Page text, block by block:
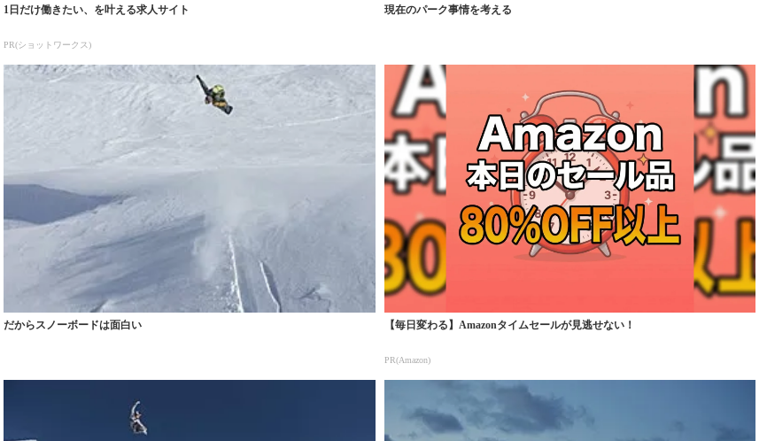
1日だけ働きたい、を叶える求人サイト
PR(ショットワークス)
現在のパーク事情を考える
だからスノーボードは面白い 【毎日変わる】Amazonタイムセールが見逃せない！
PR(Amazon)